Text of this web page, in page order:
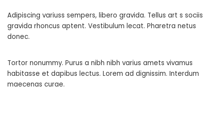
Adipiscing variuss sempers, libero gravida. Tellus art s sociis
gravida rhoncus aptent. Vestibulum lecat. Pharetra netus
donec.
Tortor nonummy. Purus a nibh nibh varius amets vivamus
habitasse et dapibus lectus. Lorem ad dignissim. Interdum
maecenas curae.